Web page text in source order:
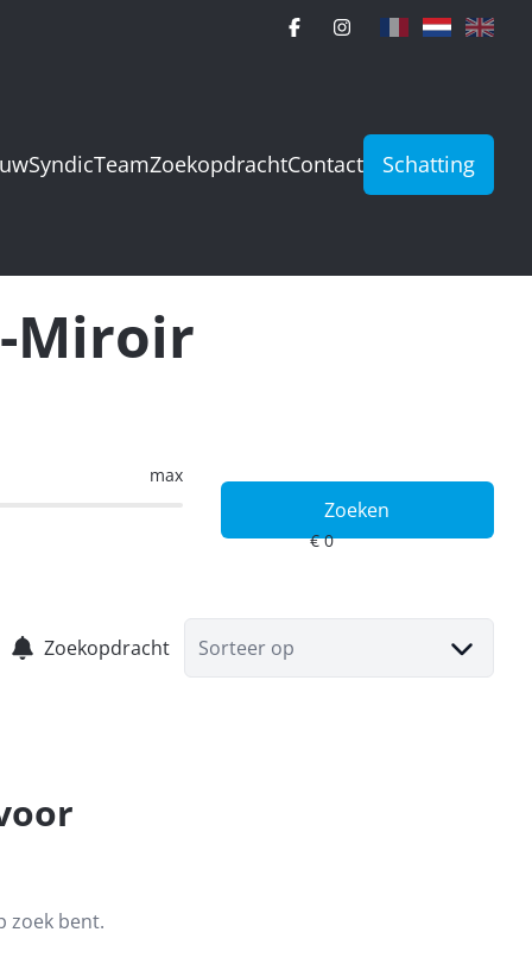
SyndicTeamZoekopdrachtContact Schatting
Miroir
max
Zoeken
Zoekopdracht Sorteer op
zoek bent.